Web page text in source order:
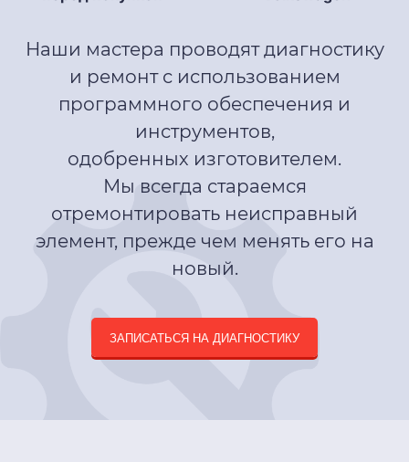
Наши мастера проводят диагностику
и ремонт с использованием
программного обеспечения и
инструментов,
одобренных изготовителем.
Мы всегда стараемся
отремонтировать неисправный
элемент, прежде чем менять его на
новый.
ЗАПИСАТЬСЯ НА ДИАГНОСТИКУ